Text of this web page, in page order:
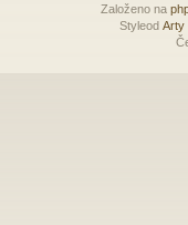
Založeno na
Styleod Arty